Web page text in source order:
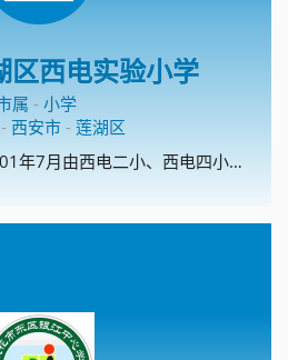
区西电实验小学
属 - 小学
- 西安市 - 莲湖区
西电公司实验小学于2001年7月由西电二小、西电四小重组而成的一所全日制普通小学。西电二小、西电四小均成立于上个世纪六十年代，办学历史已超过三十年。目前学校在校学生1400余人，编有28个教学班。现有教工76人，岗位合格率100%，教师学历达标率100%。教师年龄、学历、职称结构合理，教师业务素质好。教师配置合理，敬业爱生、为人师表是我校教师团队的基本要求。专任教师全部具有任职资格，年龄结构合理，老、中、青教师形成梯队，学科配套，教师整体素质较高，职称、学历都达到省、市、区的有关要求。我校现占地面积16067.83平方米，生均14.9平米。校舍面积6800余平米，生均达6.1平米以上。校园内三季有花，四季常绿，生均达1.39平米。院墙砖化、道路全部硬化、校园美化。学校办学方向端正，办学目标明确，确立了“全面追求适合学生发展的教育”的办学理念，树立起“学生有特长、教师有个性、学校有品位”办学目标。学校以“全面实施素质教育，努力提高教育质量”为中心，以“狠抓学校常规管理”、“狠抓青年教师培训”、“狠抓学校硬件建设”为重点的工作部署。建立了适应经济发展和社会需要、促进教育现代化的近期、中长远规划，形成了“艰苦奋斗，顽强拼搏”、“以质量立校，以特色兴校”办学特色。学校实行校长负责制，校长对学校工作全面负责，副校长及其他部门领导岗位职责明确，有健全的组织机构和各项规章制度，截止目前共有各种制度岗位职责120余个，已汇编成册便于使用。学校还制定了《校领导班子工作作风》等制度，严格遵循“集体领导，民主集中，个别酝踉，会议决定”的原则，有效地行使决策和指挥的权力。校党支部充分发挥政治核心与监督作用，充分发挥并积极调动广大教师的民主参政意识。坚持校务公开制度，学校重大决策和执行情况透明度高。定期召开干部民主评议会。学校各部门职责明确、责任到人，充分体现我校团结协作、优质高效、管理有序、政令畅通，确保了一切工作正常、高效运行。我校自筹资金一百多万元“二次创业”的经历以及在创业中形成的自强不息、艰苦奋斗光荣传统是我们师生自强发展不竭的动力，也是我校办学最显著的特色，受到了市、区两级教育部门的肯定，在整个周边社区很有影响。硬件出色靠投入，软件出色靠管理。学校积极推进管理机制和教育教学改革，依靠改革求发展是我校发展之路的最大收获。我校制订了《西电实验小学聘任制实施方案》、《西电实验小学课时津贴实施方案》、《西电实验小学综合量化考核实施方案》、《西电实验小学班主任工作量化考核实施方案》、《西电实验小学班组建设考核实施细则》等制度，并不遗余力得大力推行。这些方案的出台体现了多劳多得、奖勤罚懒原则，突出了向一线教师倾斜，促进我校教育教学的顺利进行，稳定了教师队伍。2004年以来，学校先后被命名为“西安市一级小学”、“陕西省示范小学”、“全国识字、写字教学实验基地”、“莲湖区现代技术教育项目学校”、“陕西省基础教育项目学校”、“少先队活动特色学校”、“西安市基础教育‘十五课题’科研课题实验学校”、“西安市教育学会德育基地”、“莲湖区艺术特色学校”。学校连续多年荣获区赛教优秀组织奖，莲湖区大面积提高教育质量一等奖，在莲湖区教育系统量化考核中获得一等奖。学校自编的写字手指操及写字活动在周边具有一定的影响。写字课题组有组织、有计划地细致推行教学对比实验，并积累了大量的写字教学经验。为确保写字教学研究，全校教师人人练基本功，每位教师每周交一篇毛笔字，一篇钢笔字。特别是97年至今，我校实现了电子琴、口风琴进入音乐课堂。舞蹈室、电子琴室、微机室的配置在全区领先。武术操、形体课、版画、素描已形成学校校本开发特色，在社区与周边有较高声誉。先后有230 &nbsp;多名同学在全国、省、市、区的学科竞赛获奖。先后有176名同学在体音美各种层次竞赛中获奖。先后有229名学生被评为市、区、西电公司级三好学生、优秀少先队员。学生学期全学科合格率、优秀率及操行合格率符合教学及德育工作要求。毕业生合格率在98%以上，优秀率60%以上。辍学率为零。学生兴趣特长和意志性格发展良好，各项竞赛活动优胜奖居当地同类学校前茅。我校连续6年获区大面积提高教学质量奖，在西电公司普教中心学科竞赛三年均获榜首。各项指标也均达到上级标准，受到上级表扬，得到周边社区家长的信任和周边重点中学的认可，在整个西郊地区已有较大的知名度，学生生源也由此逐年大幅度提高。学校有符合学校实际、切实可行的奖惩制度、考勤制度、财务管理制度和行事历。实行全员、全过程、全方位的“三全”管理，保证了学校管理各环节（计划、执行、检查、总结）扎实有效。学校处室、年级组、教研组均有学期工作计划，目标、内容符合全面贯彻教育方针和全面实施素质教育的要求，能切实结合学校实际，在执行中注重落实及时反馈，考核评价，做到有总结、有检查、有记载，做到奖罚分明。学籍管理严格，档案资料齐全，有信息资料收集和保管制度。取消留级，杜绝辍学，档案管理工作卓有成效。学校建有德育领导小组，切实把德育工作作为素质教育的灵魂。有德育工作整体规划和阶段安排，能采取有效措施，不断提高德育工作针对性、主动性和实效性。校德育工作突出了以年级、班级为单位的班主任、中队辅导员队伍建设。 我们提出“乐在桃李满天下，甘为教育做贡献”，积极提倡两种精神：一是“敬业、勤业、精业”精神，二是“苦干、实干、巧干”精神，努力使每位教师都成为优秀德育工作者。每学期都召开班主任工作会，总结和推广优秀班主任的领班艺术，以老带新，加大培训，把个体的智慧融于集体行动之中。学校在狠抓教学质量的同时，切实做好教科研工作。我校确立了以“科研兴教、科研兴校”的战略思想，领导带头搞科研，带动教师全员参与。从93年开始，学校先后开展了《小学中高年级思品课堂教学模式的研究》（已结题）、《英语浸入式教学课题》、《小学写字教学研究》、《用双手塑造美的和谐》，泥塑教学研究，以及京剧脸谱绘制、课间武术操活动等。针对这些研究项目，学校认真组织检查，定期召开教学研讨会。教研活动做到目标落实、时间落实、人员落实、任务落实、经费落实、措施落实。近两年来，学校推出了“两轮制教研”，推广了“质性评课法”，即第一轮年级组长负责，人人讲课，同年级、同学科互听互评，重在练兵；第二轮，重在教科研，由大教研组长负责。选出代表参加第二轮的研讨课。评课采用“质性评课法”，通过“自我反思”，学生评、教师评、专家评，获得共同提高，使教师整体素质不断提高。学校地址：劳动西路8号邮 编：710002 &nbsp;电 话：88623013 88643244网 址：http://www.xaxdedu.cn